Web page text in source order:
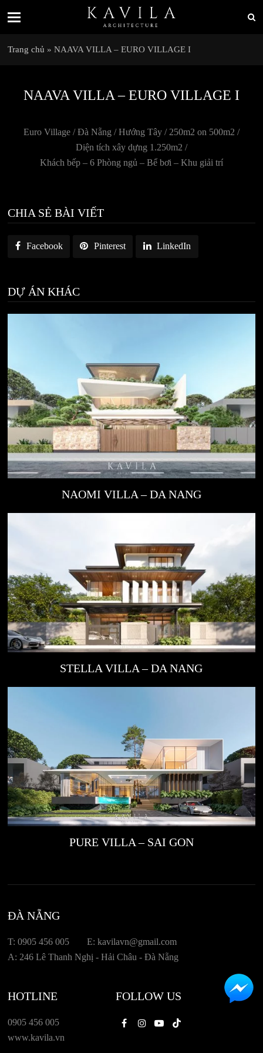
Trang chủ »NAAVA VILLA – EURO VILLAGE I
NAAVA VILLA – EURO VILLAGE I
Euro Village / Đà Nẵng / Hướng Tây / 250m2 on 500m2 /
Diện tích xây dựng 1.250m2 /
Khách bếp – 6 Phòng ngủ – Bể bơi – Khu giải trí
CHIA SẺ BÀI VIẾT
Facebook Pinterest LinkedIn
DỰ ÁN KHÁC
NAOMI VILLA – DA NANG
STELLA VILLA – DA NANG
PURE VILLA – SAI GON
ĐÀ NẴNG
T: 0905 456 005
E: kavilavn@gmail.com
A: 246 Lê Thanh Nghị - Hải Châu - Đà Nẵng
HOTLINE
0905 456 005
www.kavila.vn
FOLLOW US
FacebookInstagram
YoutubeTiktok